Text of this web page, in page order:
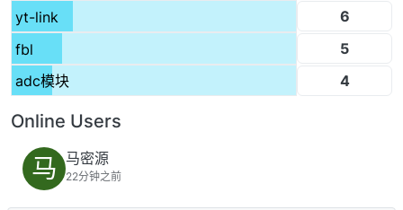
yt-link
6
fbl
5
adc模块
4
Online Users
马 马密源
22分钟之前